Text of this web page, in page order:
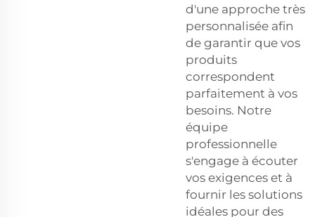
d'une approche très
personnalisée afin
de garantir que vos
produits
correspondent
parfaitement à vos
besoins. Notre
équipe
professionnelle
s'engage à écouter
vos exigences et à
fournir les solutions
idéales pour des